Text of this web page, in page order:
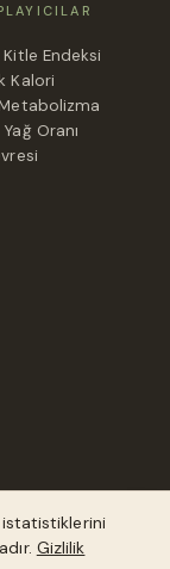
Endeksi
Kalori
Oranı
saklıdır.
Gizlilik
etmek için